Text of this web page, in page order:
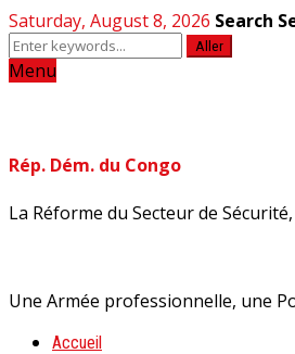
Saturday, August 8, 2026 Search
Aller
Menu
Rép. Dém. du Congo
La Réforme du Secteur de
Une Armée professionnelle, une
Accueil